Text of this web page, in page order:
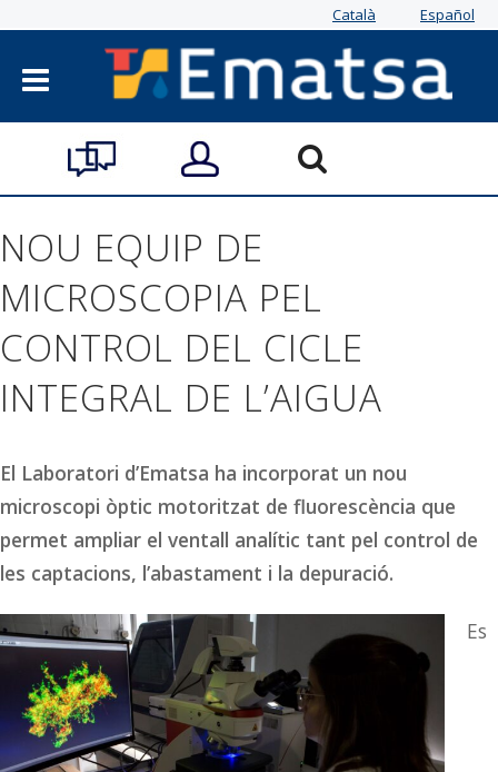
Català Español
NOU EQUIP DE
MICROSCOPIA PEL
CONTROL DEL CICLE
INTEGRAL DE L’AIGUA
El Laboratori d’Ematsa ha incorporat un nou
microscopi òptic motoritzat de fluorescència que
permet ampliar el ventall analític tant pel control de
les captacions, l’abastament i la depuració.
Es